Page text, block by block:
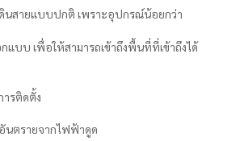
นสายแบบปกติ เพราะอุปกรณ์น้อยกว่า
แบบ เพื่อให้สามารถเข้าถึงพื้นที่ที่เข้าถึงได้
ารติดตั้ง
อันตรายจากไฟฟ้าดูด